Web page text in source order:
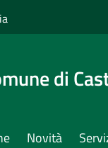
di
Novità